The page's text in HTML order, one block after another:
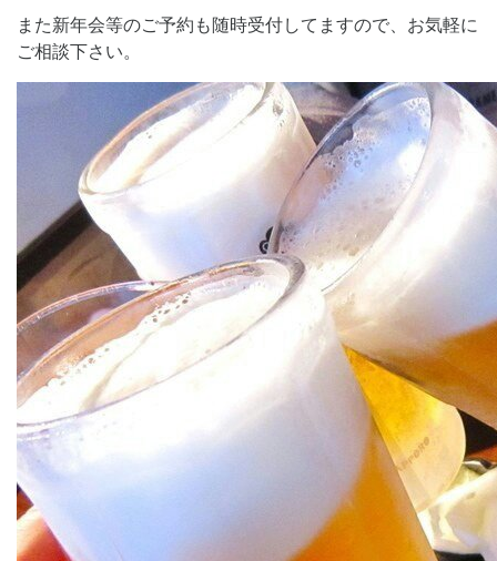
また新年会等のご予約も随時受付してますので、お気軽に
ご相談下さい。